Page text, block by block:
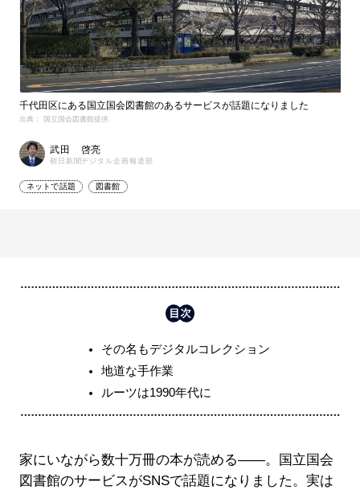
千代田区にある国立国会図書館のあるサービスが話題になりました
出典： 国立国会図書館提供
武田 啓亮
朝日新聞デジタル企画報道部
ネットで話題 図書館
その名もデジタルコレクション
地道な手作業
ルーツは1990年代に
家にいながら数十万冊の本が読める――。国立国会
図書館のサービスがSNSで話題になりました。実は